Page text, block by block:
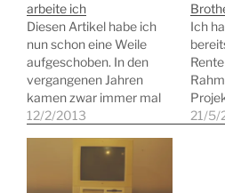
arbeite ich
Diesen Artikel habe ich
nun schon eine Weile
aufgeschoben. In den
vergangenen Jahren
kamen zwar immer mal
wieder persönliche Mails,
Tipps gebeten hatten,
der ausschlaggebende
12/2/2013
Ich
21/5/